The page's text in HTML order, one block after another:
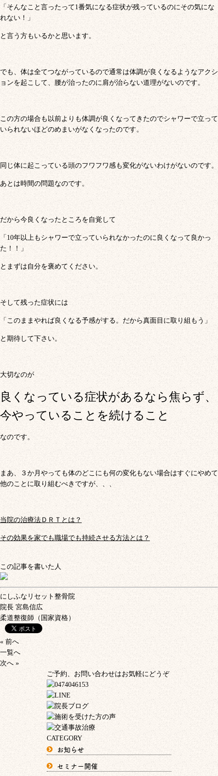
「そんなこと言ったって1番気になる症状が残っているのにその気にな
れない！」
と言う方もいるかと思います。
でも、体は全てつながっているので通常は体調が良くなるようなアクシ
ョンを起こして、腰が治ったのに肩が治らない道理がないのです。
この方の場合も以前よりも体調が良くなってきたのでシャワーで立って
いられないほどのめまいがなくなったのです。
同じ体に起こっている頭のフワフワ感も変化がないわけがないのです。
あとは時間の問題なのです。
だから今良くなったところを自覚して
「10年以上もシャワーで立っていられなかったのに良くなって良かっ
た！！」
とまずは自分を褒めてください。
そして残った症状には
「このままやれば良くなる予感がする。だから真面目に取り組もう」
と期待して下さい。
大切なのが
良くなっている症状があるなら焦らず、
今やっていることを続けること
なのです。
まあ、３か月やっても体のどこにも何の変化もない場合はすぐにやめて
他のことに取り組むべきですが、、、
当院の治療法ＤＲＴとは？
その効果を家でも職場でも持続させる方法とは？
この記事を書いた人
にしふなリセット整骨院
院長 宮島信広
柔道整復師（国家資格）
« 前へ
一覧へ
次へ »
ご予約、お問い合わせはお気軽にどうぞ
CATEGORY
お知らせ
セミナー開催